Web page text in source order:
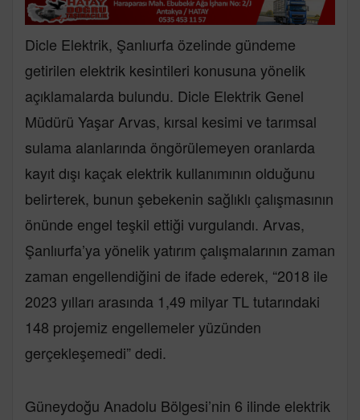
Dicle Elektrik, Şanlıurfa özelinde gündeme
getirilen elektrik kesintileri konusuna yönelik
açıklamalarda bulundu. Dicle Elektrik Genel
Müdürü Yaşar Arvas, kırsal kesimi ve tarımsal
sulama alanlarında öngörülemeyen oranlarda
kayıt dışı kaçak elektrik kullanımının olduğunu
belirterek, bunun şebekenin sağlıklı çalışmasının
önünde engel teşkil ettiği vurgulandı. Arvas,
Şanlıurfa’ya yönelik yatırım çalışmalarının zaman
zaman engellendiğini de ifade ederek, “2018 ile
2023 yılları arasında 1,49 milyar TL tutarındaki
148 projemiz engellemeler yüzünden
gerçekleşemedi” dedi.
Güneydoğu Anadolu Bölgesi’nin 6 ilinde elektrik